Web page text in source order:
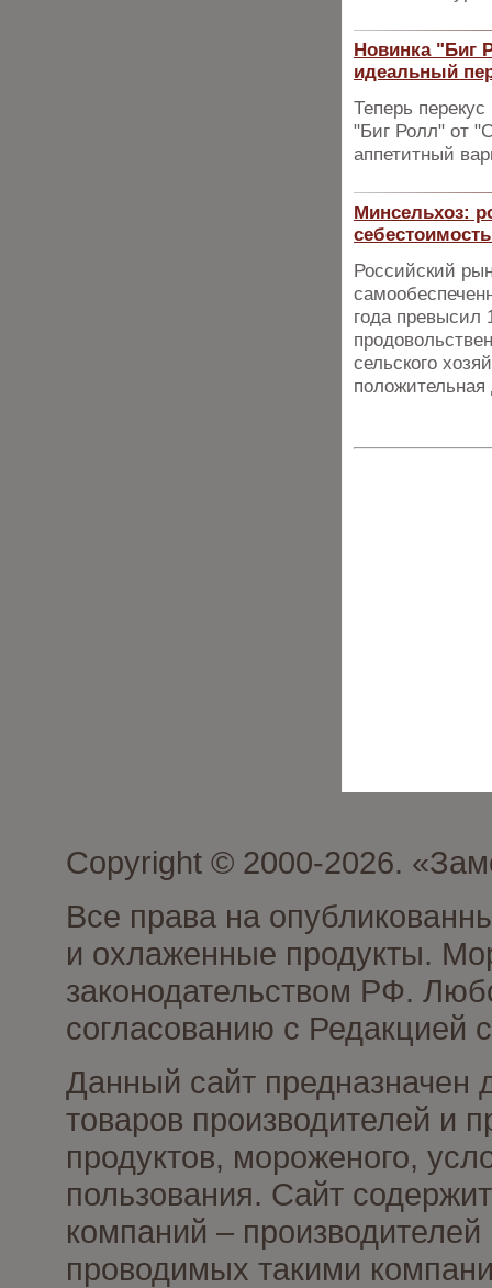
Новинка "Биг
идеальный
Теперь
"Биг Ролл" от
аппетитный
Минсельхоз:
Российский
года превысил
сельского
Copyright © 2000-2026.
Все права на
и охлаженные продукты.
законодательством РФ.
согласованию с Редакцией
Данный сайт предназначен
товаров производителей и
продуктов, мороженого,
пользования. Сайт
компаний –
проводимых такими